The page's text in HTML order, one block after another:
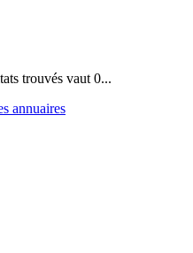
trouvés vaut 0...
annuaires